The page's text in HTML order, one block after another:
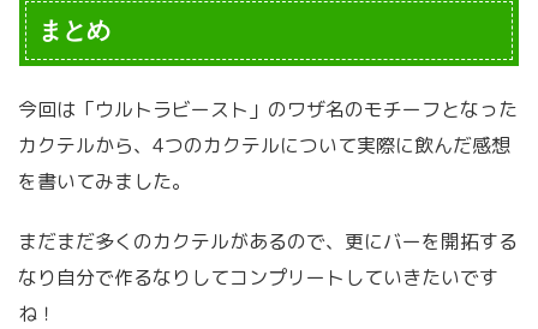
まとめ
今回は「ウルトラビースト」のワザ名のモチーフとなった
カクテルから、4つのカクテルについて実際に飲んだ感想
を書いてみました。
まだまだ多くのカクテルがあるので、更にバーを開拓する
なり自分で作るなりしてコンプリートしていきたいです
ね！